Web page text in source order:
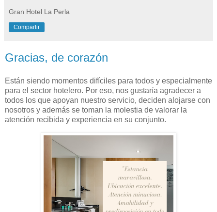
Gran Hotel La Perla
Compartir
Gracias, de corazón
Están siendo momentos difíciles para todos y especialmente
para el sector hotelero. Por eso, nos gustaría agradecer a
todos los que apoyan nuestro servicio, deciden alojarse con
nosotros y además se toman la molestia de valorar la
atención recibida y experiencia en su conjunto.